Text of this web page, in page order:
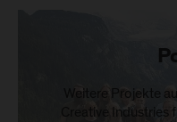
Weitere Projekte
Creative